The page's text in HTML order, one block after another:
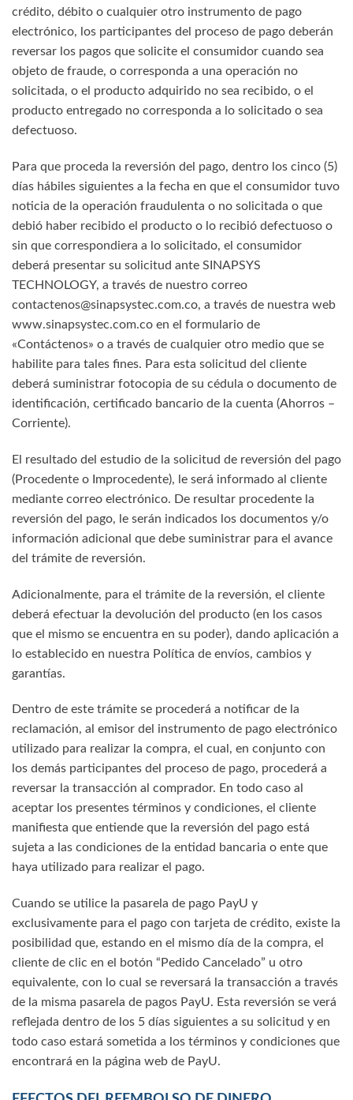
crédito, débito o cualquier otro instrumento de pago
electrónico, los participantes del proceso de pago deberán
reversar los pagos que solicite el consumidor cuando sea
objeto de fraude, o corresponda a una operación no
solicitada, o el producto adquirido no sea recibido, o el
producto entregado no corresponda a lo solicitado o sea
defectuoso.
Para que proceda la reversión del pago, dentro los cinco (5)
días hábiles siguientes a la fecha en que el consumidor tuvo
noticia de la operación fraudulenta o no solicitada o que
debió haber recibido el producto o lo recibió defectuoso o
sin que correspondiera a lo solicitado, el consumidor
deberá presentar su solicitud ante SINAPSYS
TECHNOLOGY, a través de nuestro correo
contactenos@sinapsystec.com.co, a través de nuestra web
www.sinapsystec.com.co en el formulario de
«Contáctenos» o a través de cualquier otro medio que se
habilite para tales fines. Para esta solicitud del cliente
deberá suministrar fotocopia de su cédula o documento de
identificación, certificado bancario de la cuenta (Ahorros –
Corriente).
El resultado del estudio de la solicitud de reversión del pago
(Procedente o Improcedente), le será informado al cliente
mediante correo electrónico. De resultar procedente la
reversión del pago, le serán indicados los documentos y/o
información adicional que debe suministrar para el avance
del trámite de reversión.
Adicionalmente, para el trámite de la reversión, el cliente
deberá efectuar la devolución del producto (en los casos
que el mismo se encuentra en su poder), dando aplicación a
lo establecido en nuestra Política de envíos, cambios y
garantías.
Dentro de este trámite se procederá a notificar de la
reclamación, al emisor del instrumento de pago electrónico
utilizado para realizar la compra, el cual, en conjunto con
los demás participantes del proceso de pago, procederá a
reversar la transacción al comprador. En todo caso al
aceptar los presentes términos y condiciones, el cliente
manifiesta que entiende que la reversión del pago está
sujeta a las condiciones de la entidad bancaria o ente que
haya utilizado para realizar el pago.
Cuando se utilice la pasarela de pago PayU y
exclusivamente para el pago con tarjeta de crédito, existe la
posibilidad que, estando en el mismo día de la compra, el
cliente de clic en el botón “Pedido Cancelado” u otro
equivalente, con lo cual se reversará la transacción a través
de la misma pasarela de pagos PayU. Esta reversión se verá
reflejada dentro de los 5 días siguientes a su solicitud y en
todo caso estará sometida a los términos y condiciones que
encontrará en la página web de PayU.